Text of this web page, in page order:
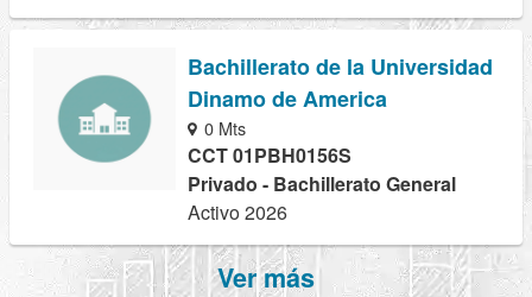
Bachillerato de la Universidad
Dinamo de America
0 Mts
CCT 01PBH0156S
Privado - Bachillerato General
Activo 2026
Ver más